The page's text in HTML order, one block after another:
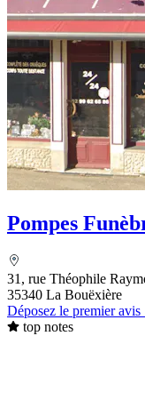
Pompes
31, rue Théophile
35340 La Bouëxière
Déposez le premier avis
top notes